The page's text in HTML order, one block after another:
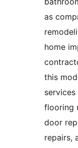
as
home
this
flooring
door
repairs,